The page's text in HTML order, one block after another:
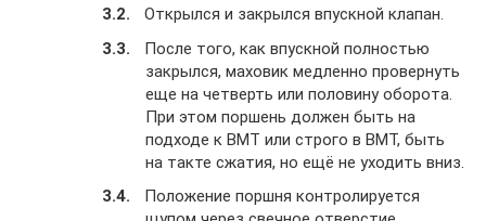
Открылся и закрылся впускной клапан.
После того, как впускной полностью
закрылся, маховик медленно провернуть
еще на четверть или половину оборота.
При этом поршень должен быть на
подходе к ВМТ или строго в ВМТ, быть
на такте сжатия, но ещё не уходить вниз.
Положение поршня контролируется